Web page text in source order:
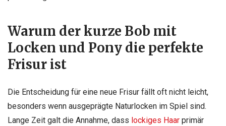
Warum der kurze Bob mit
Locken und Pony die perfekte
Frisur ist
Die Entscheidung für eine neue Frisur fällt oft nicht leicht,
besonders wenn ausgeprägte Naturlocken im Spiel sind.
Lange Zeit galt die Annahme, dass lockiges Haar primär